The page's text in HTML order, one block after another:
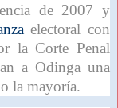
de 2007 y
electoral con
la Corte Penal
a Odinga una
la mayoría.